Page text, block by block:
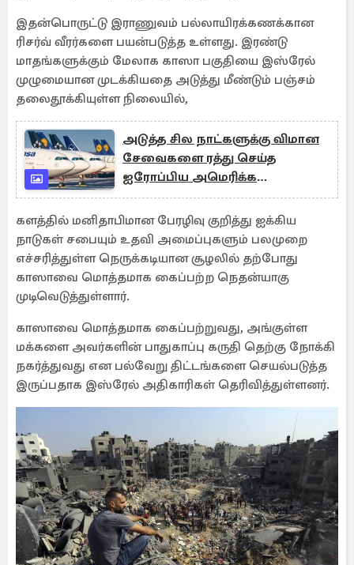
இதன்பொருட்டு இராணுவம் பல்லாயிரக்கணக்கான
ரிசர்வ் வீரர்களை பயன்படுத்த உள்ளது. இரண்டு
மாதங்களுக்கும் மேலாக காஸா பகுதியை இஸ்ரேல்
முழுமையான முடக்கியதை அடுத்து மீண்டும் பஞ்சம்
தலைதூக்கியுள்ள நிலையில்,
அடுத்த சில நாட்களுக்கு விமான
சேவைகளை ரத்து செய்த
ஐரோப்பிய அமெரிக்க
நிறுவனங்கள்
களத்தில் மனிதாபிமான பேரழிவு குறித்து ஐக்கிய
நாடுகள் சபையும் உதவி அமைப்புகளும் பலமுறை
எச்சரித்துள்ள நெருக்கடியான சூழலில் தற்போது
காஸாவை மொத்தமாக கைப்பற்ற நெதன்யாகு
முடிவெடுத்துள்ளார்.
காஸாவை மொத்தமாக கைப்பற்றுவது, அங்குள்ள
மக்களை அவர்களின் பாதுகாப்பு கருதி தெற்கு நோக்கி
நகர்த்துவது என பல்வேறு திட்டங்களை செயல்படுத்த
இருப்பதாக இஸ்ரேல் அதிகாரிகள் தெரிவித்துள்ளனர்.